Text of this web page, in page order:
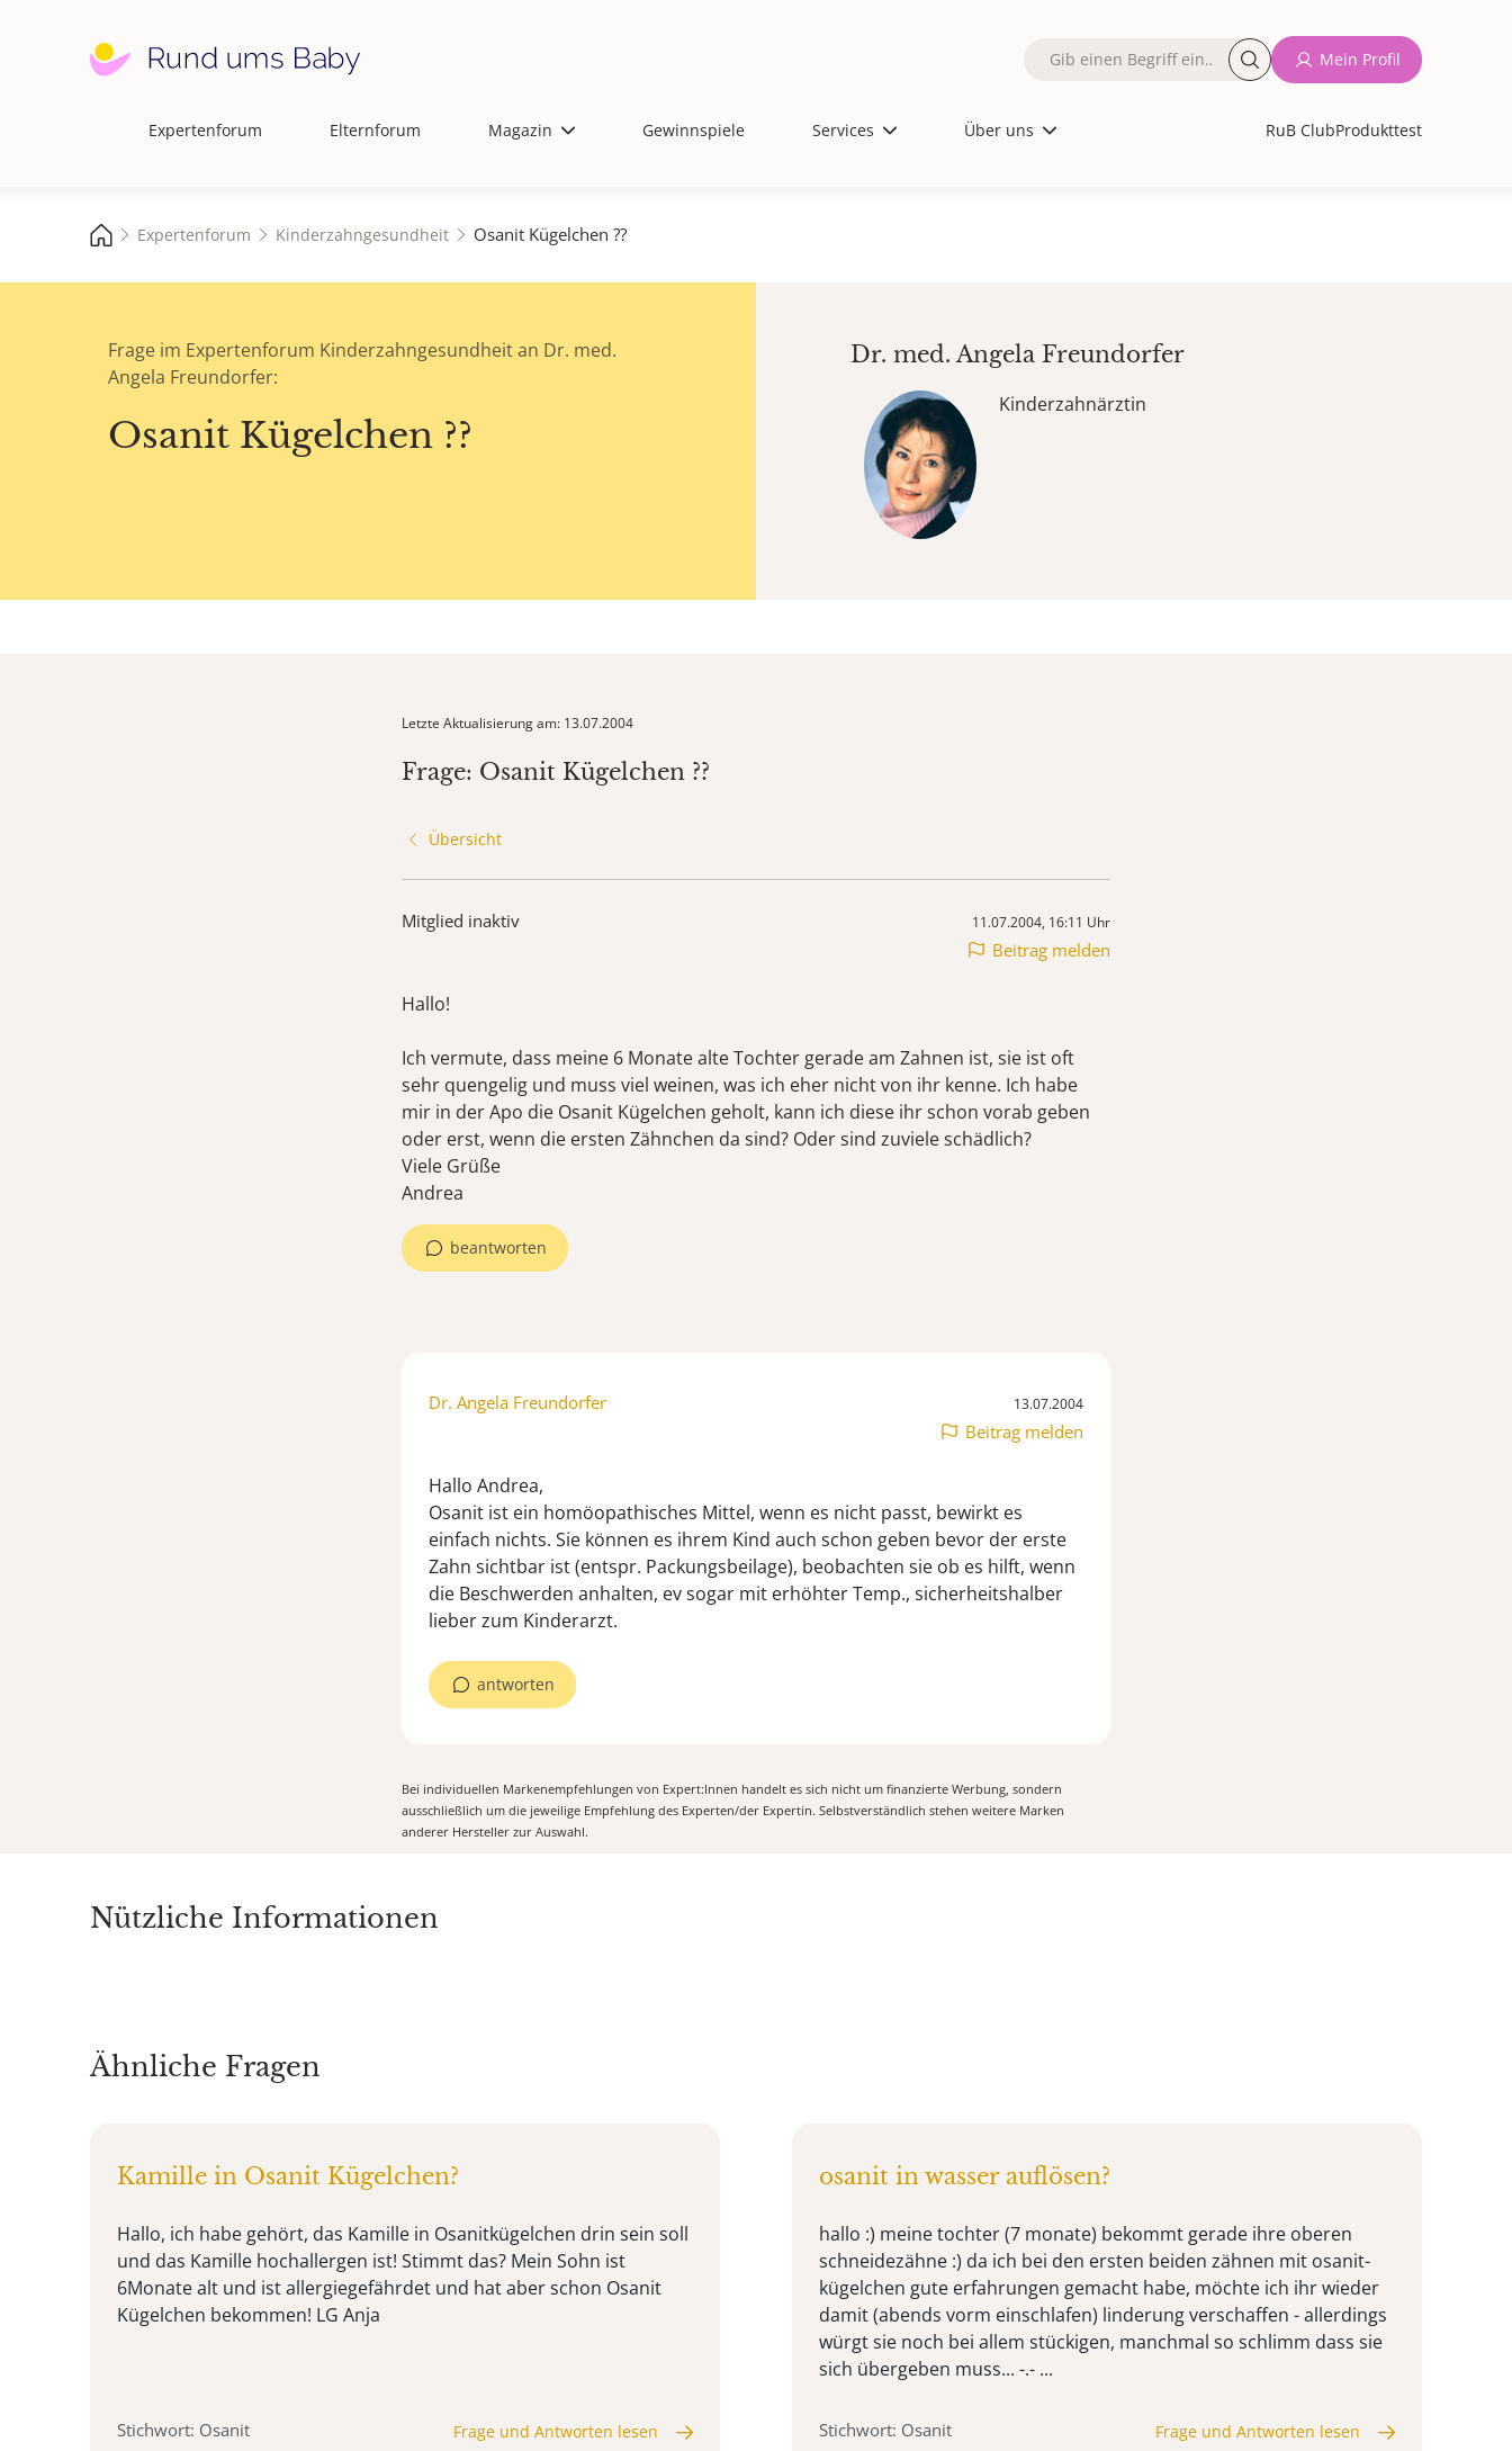
Hauptnavigation
Expertenforum Elternforum Magazin Gewinnspiele Services Über uns RuB ClubProdukttest
Fulltext
Mein Profil
Expertenforum Kinderzahngesundheit Osanit Kügelchen ??
Frage im Expertenforum Kinderzahngesundheit an Dr. med.
Angela Freundorfer:
Osanit Kügelchen ??
Dr. med.Angela Freundorfer
Kinderzahnärztin
Letzte Aktualisierung am: 13.07.2004
Frage: Osanit Kügelchen ??
Übersicht
Mitglied inaktiv 11.07.2004, 16:11 Uhr
Beitrag melden
Hallo!
Ich vermute, dass meine 6 Monate alte Tochter gerade am Zahnen ist, sie ist oft
sehr quengelig und muss viel weinen, was ich eher nicht von ihr kenne. Ich habe
mir in der Apo die Osanit Kügelchen geholt, kann ich diese ihr schon vorab geben
oder erst, wenn die ersten Zähnchen da sind? Oder sind zuviele schädlich?
Viele Grüße
beantworten
Dr. Angela Freundorfer 13.07.2004
Beitrag melden
Hallo Andrea,
Osanit ist ein homöopathisches Mittel, wenn es nicht passt, bewirkt es
einfach nichts. Sie können es ihrem Kind auch schon geben bevor der erste
Zahn sichtbar ist (entspr. Packungsbeilage), beobachten sie ob es hilft, wenn
die Beschwerden anhalten, ev sogar mit erhöhter Temp., sicherheitshalber
lieber zum Kinderarzt.
antworten
Bei individuellen Markenempfehlungen von Expert:Innen handelt es sich nicht um finanzierte Werbung, sondern
ausschließlich um die jeweilige Empfehlung des Experten/der Expertin. Selbstverständlich stehen weitere Marken
anderer Hersteller zur Auswahl.
Nützliche Informationen
Ähnliche Fragen
Kamille in Osanit Kügelchen?
Hallo, ich habe gehört, das Kamille in Osanitkügelchen drin sein soll
und das Kamille hochallergen ist! Stimmt das? Mein Sohn ist
6Monate alt und ist allergiegefährdet und hat aber schon Osanit
Kügelchen bekommen! LG Anja
Stichwort: Osanit Frage und Antworten lesen
osanit in wasser auflösen?
hallo :) meine tochter (7 monate) bekommt gerade ihre oberen
schneidezähne :) da ich bei den ersten beiden zähnen mit osanit-
kügelchen gute erfahrungen gemacht habe, möchte ich ihr wieder
damit (abends vorm einschlafen) linderung verschaffen - allerdings
würgt sie noch bei allem stückigen, manchmal so schlimm dass sie
sich übergeben muss... -.- ...
Stichwort: Osanit Frage und Antworten lesen